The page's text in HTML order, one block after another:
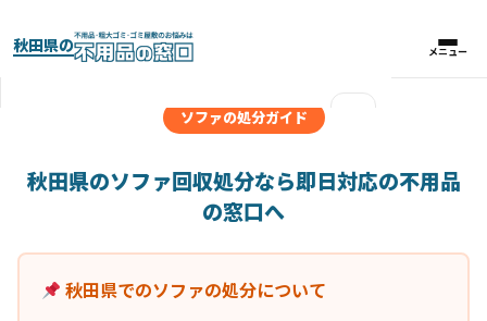
秋田県の メニュー
実績紹介
料金比較表
ソファの処分ガイド
秋田県のソファ回収処分なら即日対応の不用品
の窓口へ
秋田県でのソファの処分について